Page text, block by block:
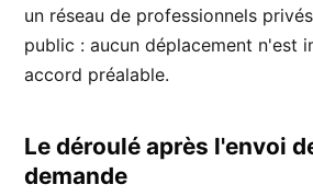
un réseau de professionnels
public : aucun déplacement n'est
accord préalable.
Le déroulé après l'envoi
demande